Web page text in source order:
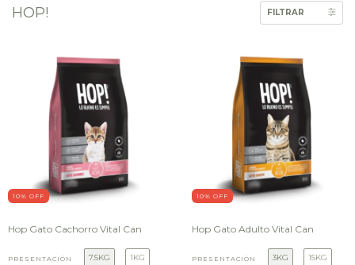
HOP! FILTRAR
10% OFF
Hop Gato Cachorro Vital Can
PRESENTACIÓN 7.5KG 1KG
10% OFF
Hop Gato Adulto Vital Can
PRESENTACIÓN 3KG 15KG